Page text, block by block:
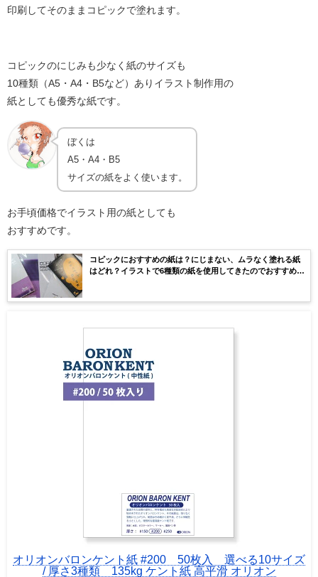
印刷してそのままコピックで塗れます。
コピックのにじみも少なく紙のサイズも
10種類（A5・A4・B5など）ありイラスト制作用の
紙としても優秀な紙です。
ぼくは
A5・A4・B5
サイズの紙をよく使います。
お手頃価格でイラスト用の紙としても
おすすめです。
コピックにおすすめの紙は？にじまない、ムラなく塗れる紙
はどれ？イラストで6種類の紙を使用してきたのでおすすめの
オリオンバロンケント紙 #200 50枚入 選べる10サイズ
/ 厚さ3種類 135kg ケント紙 高平滑 オリオン